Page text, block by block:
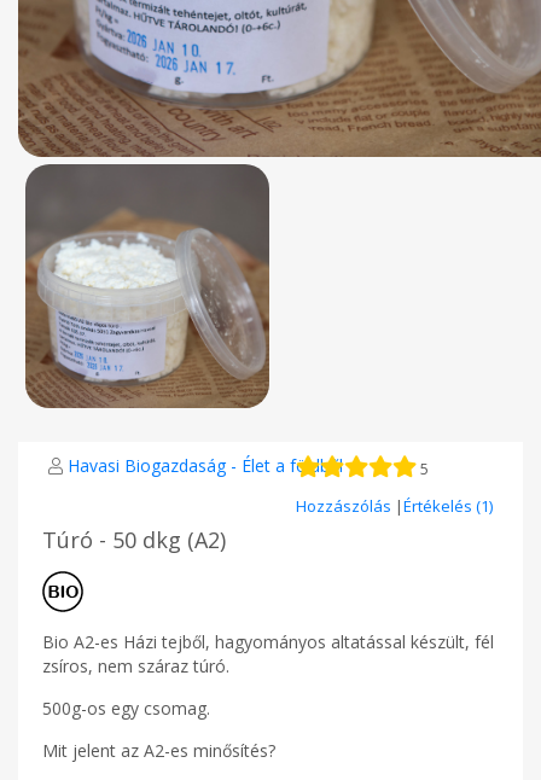
Havasi Biogazdaság - Élet a földből 5
Hozzászólás |Értékelés (1)
Túró - 50 dkg (A2)
Bio A2-es Házi tejből, hagyományos altatással készült, fél
zsíros, nem száraz túró.
500g-os egy csomag.
Mit jelent az A2-es minősítés?